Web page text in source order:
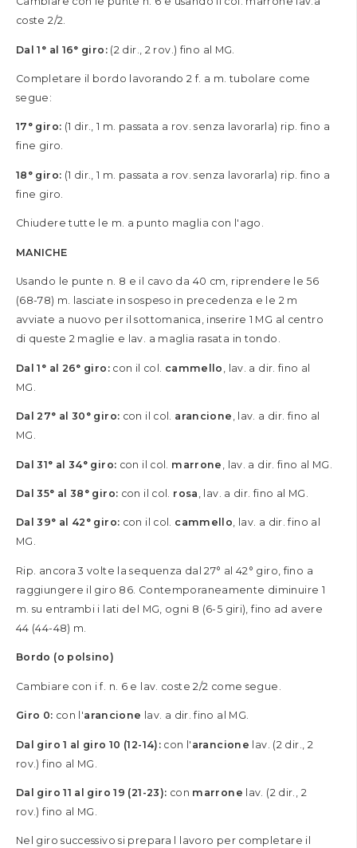
coste 2/2.
Dal 1° al 16° giro: (2 dir., 2 rov.) fino al MG.
Completare il bordo lavorando 2 f. a m. tubolare come
segue:
17° giro: (1 dir., 1 m. passata a rov. senza lavorarla) rip. fino a
fine giro.
18° giro: (1 dir., 1 m. passata a rov. senza lavorarla) rip. fino a
fine giro.
Chiudere tutte le m. a punto maglia con l'ago.
MANICHE
Usando le punte n. 8 e il cavo da 40 cm, riprendere le 56
(68-78) m. lasciate in sospeso in precedenza e le 2 m
avviate a nuovo per il sottomanica, inserire 1 MG al centro
di queste 2 maglie e lav. a maglia rasata in tondo.
Dal 1° al 26° giro: con il col. cammello
, lav. a dir. fino al
MG.
Dal 27° al 30° giro: con il col. arancione , lav. a dir. fino al
MG.
Dal 31° al 34° giro: con il col. marrone , lav. a dir. fino al MG.
Dal 35° al 38° giro: con il col. rosa , lav. a dir. fino al MG.
Dal 39° al 42° giro: con il col. cammello, lav. a dir. fino al
MG.
Rip. ancora 3 volte la sequenza dal 27° al 42° giro, fino a
raggiungere il giro 86. Contemporaneamente diminuire 1
m. su entrambi i lati del MG, ogni 8 (6-5 giri), fino ad avere
44 (44-48) m.
Bordo (o polsino)
Cambiare con i f. n. 6 e lav. coste 2/2 come segue.
Giro 0: con l'arancione lav. a dir. fino al MG.
Dal giro 1 al giro 10 (12-14): con l' arancione lav. (2 dir., 2
rov.) fino al MG.
Dal giro 11 al giro 19 (21-23): con marrone lav. (2 dir., 2
rov.) fino al MG.
Nel giro successivo si prepara l lavoro per completare il